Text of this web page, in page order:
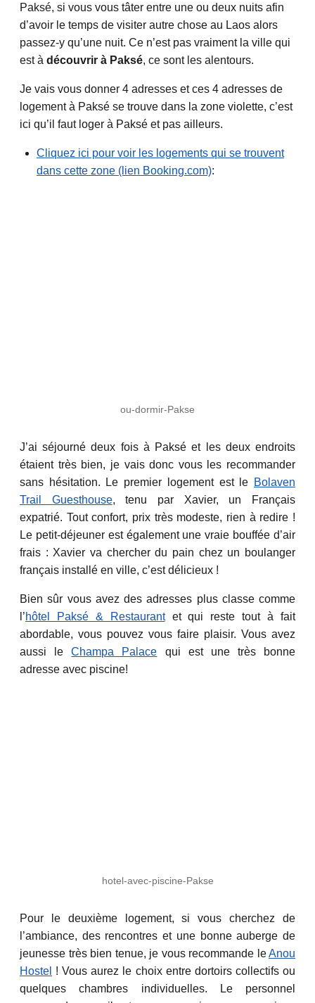
Paksé, si vous vous tâter entre une ou deux nuits afin
d’avoir le temps de visiter autre chose au Laos alors
passez-y qu’une nuit. Ce n’est pas vraiment la ville qui
est à découvrir à Paksé, ce sont les alentours.
Je vais vous donner 4 adresses et ces 4 adresses de
logement à Paksé se trouve dans la zone violette, c’est
ici qu’il faut loger à Paksé et pas ailleurs.
Cliquez ici pour voir les logements qui se trouvent
dans cette zone (lien Booking.com):
ou-dormir-Pakse
J’ai séjourné deux fois à Paksé et les deux endroits
étaient très bien, je vais donc vous les recommander
sans hésitation. Le premier logement est le Bolaven
Trail Guesthouse, tenu par Xavier, un Français
expatrié. Tout confort, prix très modeste, rien à redire !
Le petit-déjeuner est également une vraie bouffée d’air
frais : Xavier va chercher du pain chez un boulanger
français installé en ville, c’est délicieux !
Bien sûr vous avez des adresses plus classe comme
l’hôtel Paksé & Restaurantet qui reste tout à fait
abordable, vous pouvez vous faire plaisir. Vous avez
aussi leChampa Palace qui est une très bonne
adresse avec piscine!
hotel-avec-piscine-Pakse
Pour le deuxième logement, si vous cherchez de
l’ambiance, des rencontres et une bonne auberge de
jeunesse très bien tenue, je vous recommande leAnou
Hostel ! Vous aurez le choix entre dortoirs collectifs ou
quelques chambres individuelles. Le personnel